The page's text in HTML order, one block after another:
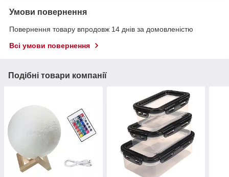
Умови повернення
Повернення товару впродовж 14 днів за домовленістю
Всі умови повернення
Подібні товари компанії